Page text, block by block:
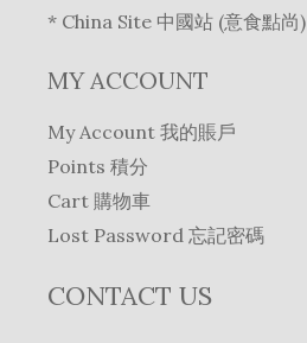
* China Site 中國站 (意食點尚)
MY ACCOUNT
My Account 我的賬戶
Points 積分
Cart 購物車
Lost Password 忘記密碼
CONTACT US